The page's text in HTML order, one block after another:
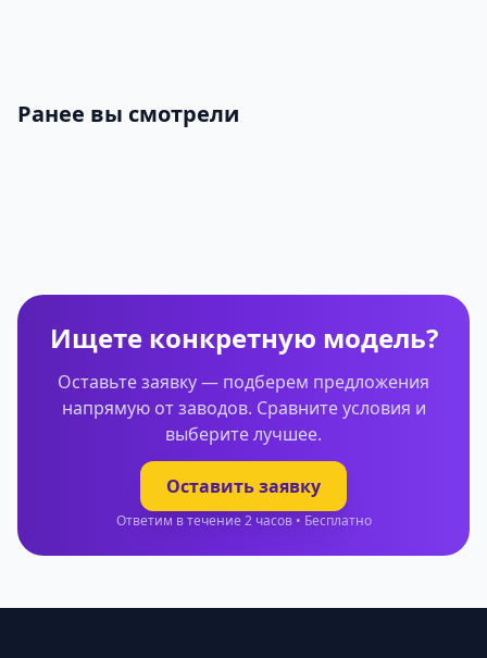
Ранее вы смотрели
Ищете конкретную модель?
Оставьте заявку — подберем предложения
напрямую от заводов. Сравните условия и
выберите лучшее.
Оставить заявку
Ответим в течение 2 часов • Бесплатно